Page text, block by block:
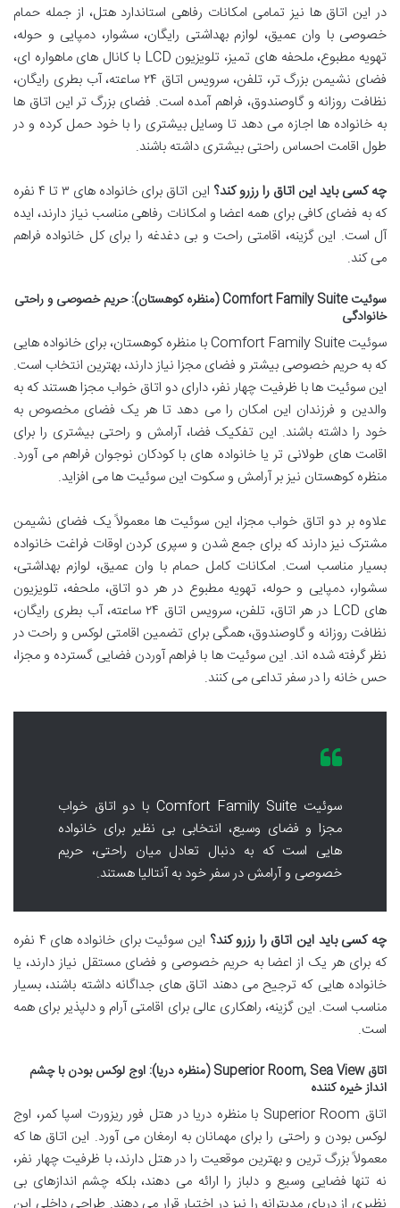
در این اتاق ها نیز تمامی امکانات رفاهی استاندارد هتل، از جمله حمام
خصوصی با وان عمیق، لوازم بهداشتی رایگان، سشوار، دمپایی و حوله،
تهویه مطبوع، ملحفه های تمیز، تلویزیون LCD با کانال های ماهواره ای،
فضای نشیمن بزرگ تر، تلفن، سرویس اتاق ۲۴ ساعته، آب بطری رایگان،
نظافت روزانه و گاوصندوق، فراهم آمده است. فضای بزرگ تر این اتاق ها
به خانواده ها اجازه می دهد تا وسایل بیشتری را با خود حمل کرده و در
طول اقامت احساس راحتی بیشتری داشته باشند.
چه کسی باید این اتاق را رزرو کند؟
این اتاق برای خانواده های ۳ تا ۴ نفره
که به فضای کافی برای همه اعضا و امکانات رفاهی مناسب نیاز دارند، ایده
آل است. این گزینه، اقامتی راحت و بی دغدغه را برای کل خانواده فراهم
می کند.
سوئیت Comfort Family Suite (منظره کوهستان): حریم خصوصی و راحتی
خانوادگی
سوئیت Comfort Family Suite با منظره کوهستان، برای خانواده هایی
که به حریم خصوصی بیشتر و فضای مجزا نیاز دارند، بهترین انتخاب است.
این سوئیت ها با ظرفیت چهار نفر، دارای دو اتاق خواب مجزا هستند که به
والدین و فرزندان این امکان را می دهد تا هر یک فضای مخصوص به
خود را داشته باشند. این تفکیک فضا، آرامش و راحتی بیشتری را برای
اقامت های طولانی تر یا خانواده های با کودکان نوجوان فراهم می آورد.
منظره کوهستان نیز بر آرامش و سکوت این سوئیت ها می افزاید.
علاوه بر دو اتاق خواب مجزا، این سوئیت ها معمولاً یک فضای نشیمن
مشترک نیز دارند که برای جمع شدن و سپری کردن اوقات فراغت خانواده
بسیار مناسب است. امکانات کامل حمام با وان عمیق، لوازم بهداشتی،
سشوار، دمپایی و حوله، تهویه مطبوع در هر دو اتاق، ملحفه، تلویزیون
های LCD در هر اتاق، تلفن، سرویس اتاق ۲۴ ساعته، آب بطری رایگان،
نظافت روزانه و گاوصندوق، همگی برای تضمین اقامتی لوکس و راحت در
نظر گرفته شده اند. این سوئیت ها با فراهم آوردن فضایی گسترده و مجزا،
حس خانه را در سفر تداعی می کنند.
سوئیت Comfort Family Suite با دو اتاق خواب
مجزا و فضای وسیع، انتخابی بی نظیر برای خانواده
هایی است که به دنبال تعادل میان راحتی، حریم
خصوصی و آرامش در سفر خود به آنتالیا هستند.
چه کسی باید این اتاق را رزرو کند؟
این سوئیت برای خانواده های ۴ نفره
که برای هر یک از اعضا به حریم خصوصی و فضای مستقل نیاز دارند، یا
خانواده هایی که ترجیح می دهند اتاق های جداگانه داشته باشند، بسیار
مناسب است. این گزینه، راهکاری عالی برای اقامتی آرام و دلپذیر برای همه
است.
اتاق Superior Room, Sea View (منظره دریا): اوج لوکس بودن با چشم
انداز خیره کننده
اتاق Superior Room با منظره دریا در هتل فور ریزورت اسپا کمر، اوج
لوکس بودن و راحتی را برای مهمانان به ارمغان می آورد. این اتاق ها که
معمولاً بزرگ ترین و بهترین موقعیت را در هتل دارند، با ظرفیت چهار نفر،
نه تنها فضایی وسیع و دلباز را ارائه می دهند، بلکه چشم اندازهای بی